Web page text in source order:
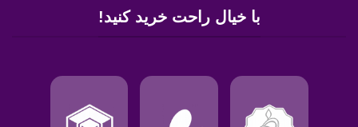
با خیال راحت خرید کنید!